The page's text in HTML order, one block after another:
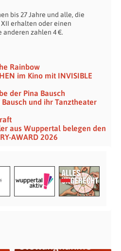
bis 27 Jahre und alle, die
XII erhalten oder einen
anderen zahlen 4 €.
Rainbow
im Kino mit INVISIBLE
der Pina Bausch
und ihr Tanztheater
aus Wuppertal belegen den
AWARD 2026